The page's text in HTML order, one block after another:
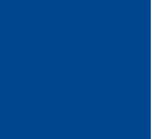
Nylon + Polyester – L